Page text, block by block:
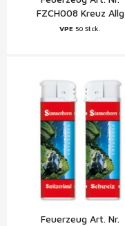
FZCH008 Kreuz Allg
Schweiz
VPE 50 Stck.
Feuerzeug Art. Nr.